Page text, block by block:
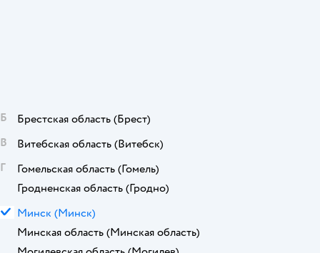
Б Брестская область (Брест)
В
Витебская область (Витебск)
Г
Гомельская область (Гомель)
Гродненская область (Гродно)
М Минск (Минск)
Минская область (Минская область)